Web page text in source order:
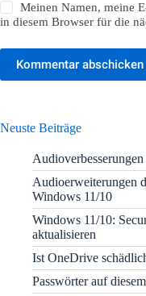
Meinen Namen, meine
in diesem Browser für die
Kommentar abschicken
Neuste Beiträge
Audioerweiterungen
Windows 11/10
Windows 11/10:
aktualisieren
Ist OneDrive
Passwörter auf